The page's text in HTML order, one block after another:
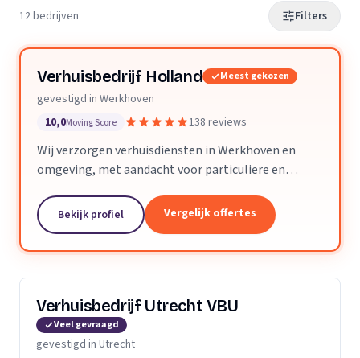
12 bedrijven Filters
Verhuisbedrijf Holland Meest gekozen
gevestigd in Werkhoven
10,0Moving Score 138 reviews
Wij verzorgen verhuisdiensten in Werkhoven en
omgeving, met aandacht voor particuliere en
Bekijk profiel Vergelijk offertes
Verhuisbedrijf Utrecht VBU
Veel gevraagd
gevestigd in Utrecht